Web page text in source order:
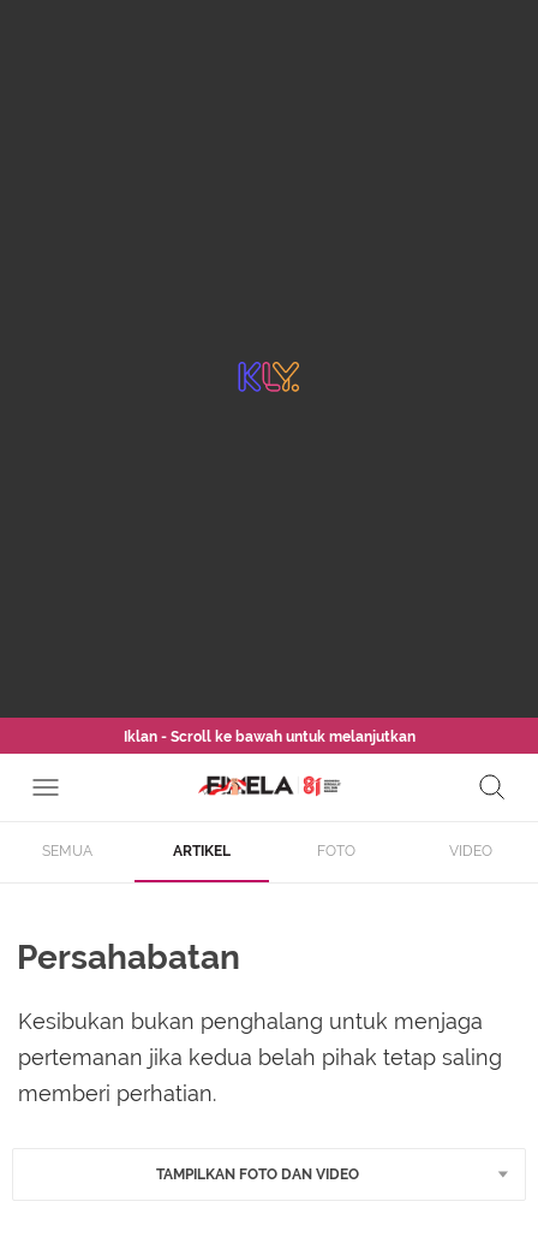
Iklan - Scroll ke bawah untuk melanjutkan
SEMUA ARTIKEL FOTO VIDEO
Persahabatan
Kesibukan bukan penghalang untuk menjaga
pertemanan jika kedua belah pihak tetap saling
memberi perhatian.
TAMPILKAN FOTO DAN VIDEO